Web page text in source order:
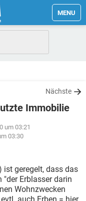
MENU
Nächste
Immobilie
um 03:21
03:30
ist geregelt, dass das
Erblasser darin
Wohnzwecken